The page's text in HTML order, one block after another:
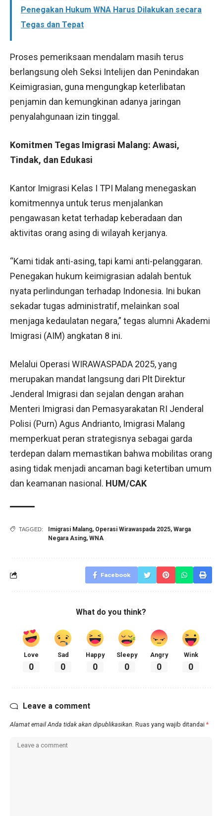
Penegakan Hukum WNA Harus Dilakukan secara
Tegas dan Tepat
Proses pemeriksaan mendalam masih terus
berlangsung oleh Seksi Intelijen dan Penindakan
Keimigrasian, guna mengungkap keterlibatan
penjamin dan kemungkinan adanya jaringan
penyalahgunaan izin tinggal.
Komitmen Tegas Imigrasi Malang: Awasi,
Tindak, dan Edukasi
Kantor Imigrasi Kelas I TPI Malang menegaskan
komitmennya untuk terus menjalankan
pengawasan ketat terhadap keberadaan dan
aktivitas orang asing di wilayah kerjanya.
“Kami tidak anti-asing, tapi kami anti-pelanggaran.
Penegakan hukum keimigrasian adalah bentuk
nyata perlindungan terhadap Indonesia. Ini bukan
sekadar tugas administratif, melainkan soal
menjaga kedaulatan negara,” tegas alumni Akademi
Imigrasi (AIM) angkatan 8 ini.
Melalui Operasi WIRAWASPADA 2025, yang
merupakan mandat langsung dari Plt Direktur
Jenderal Imigrasi dan sejalan dengan arahan
Menteri Imigrasi dan Pemasyarakatan RI Jenderal
Polisi (Purn) Agus Andrianto, Imigrasi Malang
memperkuat peran strategisnya sebagai garda
terdepan dalam memastikan bahwa mobilitas orang
asing tidak menjadi ancaman bagi ketertiban umum
dan keamanan nasional. HUM/CAK
TAGGED: Imigrasi Malang, Operasi Wirawaspada 2025, Warga
Negara Asing, WNA
Facebook
What do you think?
Love
0
Sad
0
Happy
0
Sleepy
0
Angry
0
Wink
0
Leave a comment
Alamat email Anda tidak akan dipublikasikan. Ruas yang wajib ditandai *